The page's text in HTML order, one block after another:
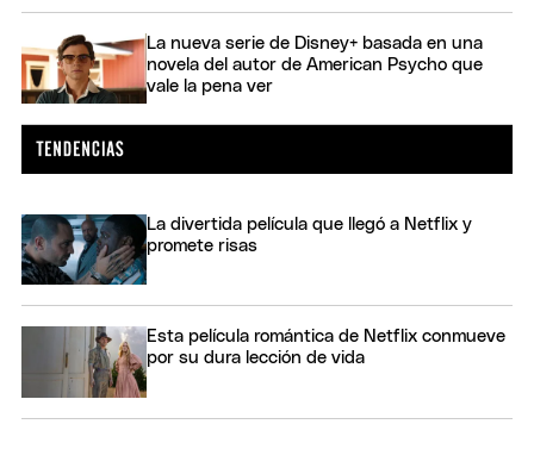
La nueva serie de Disney+ basada en una
novela del autor de American Psycho que
vale la pena ver
La divertida película que llegó a Netflix y
promete risas
Esta película romántica de Netflix conmueve
por su dura lección de vida